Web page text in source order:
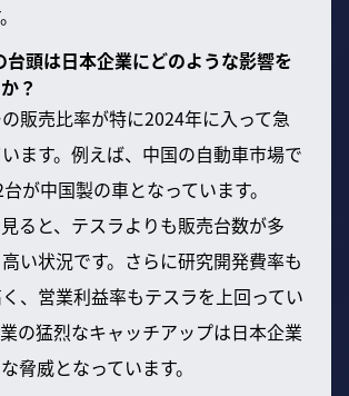
台頭は日本企業にどのような影響を
？
販売比率が特に2024年に入って急
ます。例えば、中国の自動車市場で
が中国製の車となっています。
ると、テスラよりも販売台数が多
い状況です。さらに研究開発費率も
、営業利益率もテスラを上回ってい
の猛烈なキャッチアップは日本企業
脅威となっています。